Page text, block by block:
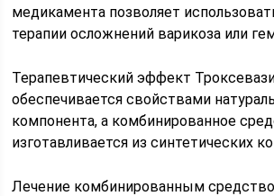
медикамента позволяет
терапии осложнений варикоза или
Терапевтический эффект
обеспечивается свойствами
компонента, а комбинированное
изготавливается из синтетических
Лечение комбинированным